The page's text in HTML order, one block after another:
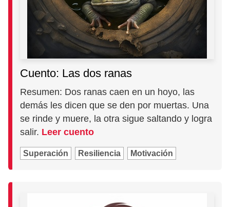
Cuento: Las dos ranas
Resumen: Dos ranas caen en un hoyo, las
demás les dicen que se den por muertas. Una
se rinde y muere, la otra sigue saltando y logra
salir. Leer cuento
Superación Resiliencia Motivación